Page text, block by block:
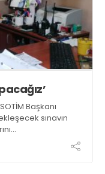
Başkanı
sınavın
genelinde ses